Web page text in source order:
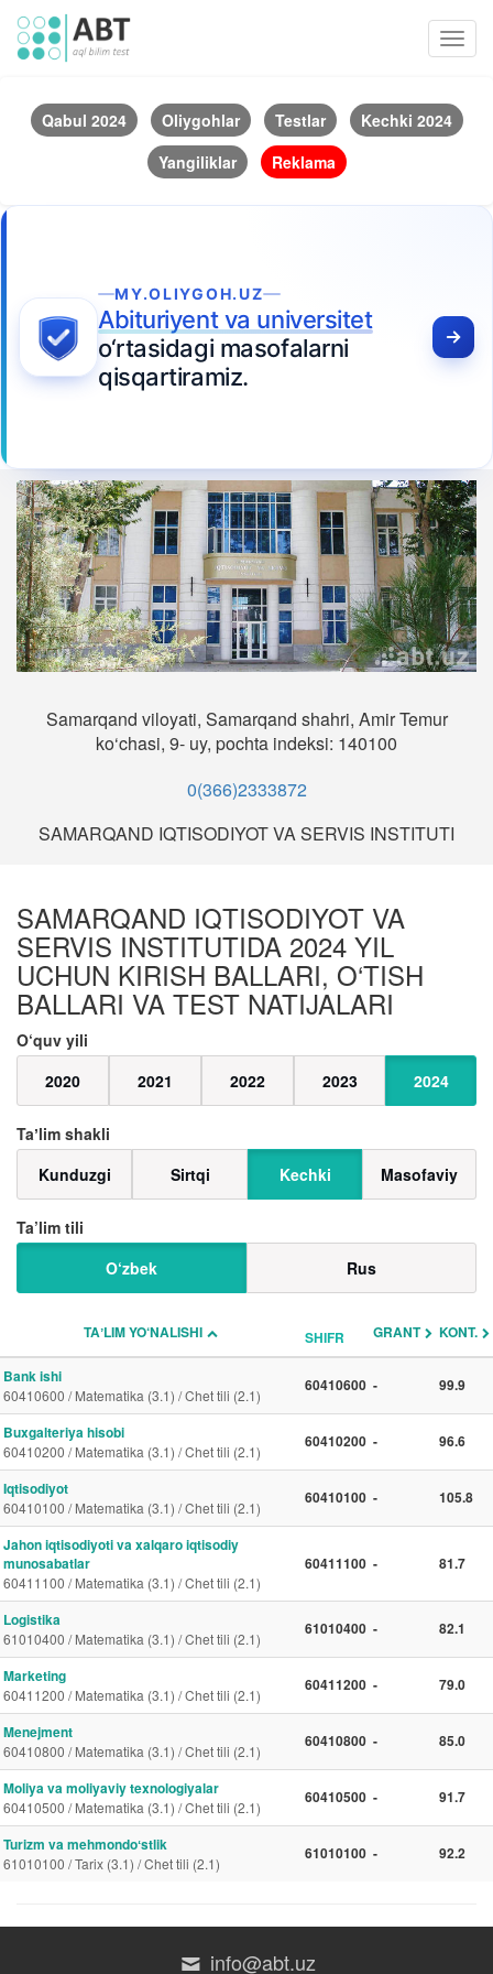
Qabul 2024 Oliygohlar Testlar
Kechki 2024
Yangiliklar
Reklama
MY.OLIYGOH.UZ
Abituriyent va universitet
o‘rtasidagi masofalarni
qisqartiramiz.
Samarqand viloyati, Samarqand shahri, Amir Temur
ko‘chasi, 9- uy, pochta indeksi: 140100
0(366)2333872
SAMARQAND IQTISODIYOT VA SERVIS INSTITUTI
SAMARQAND IQTISODIYOT VA
SERVIS INSTITUTIDA 2024 YIL
UCHUN KIRISH BALLARI, O‘TISH
BALLARI VA TEST NATIJALARI
O‘quv yili
2020
2021 2022 2023 2024
Taʼlim shakli
Kunduzgi
Sirtqi Kechki Masofaviy
Ta’lim tili
O‘zbek
Rus
TAʼLIM YO‘NALISHI SHIFR GRANT KONT.
Bank ishi
60410600 / Matematika (3.1) / Chet tili (2.1)
60410600 - 99.9
Buxgalteriya hisobi
60410200 / Matematika (3.1) / Chet tili (2.1)
60410200 - 96.6
Iqtisodiyot
60410100 / Matematika (3.1) / Chet tili (2.1)
60410100 - 105.8
Jahon iqtisodiyoti va xalqaro iqtisodiy
munosabatlar
60411100 / Matematika (3.1) / Chet tili (2.1)
60411100 - 81.7
Logistika
61010400 / Matematika (3.1) / Chet tili (2.1)
61010400 - 82.1
Marketing
60411200 / Matematika (3.1) / Chet tili (2.1)
60411200 - 79.0
Menejment
60410800 / Matematika (3.1) / Chet tili (2.1)
60410800 - 85.0
Moliya va moliyaviy texnologiyalar
60410500 / Matematika (3.1) / Chet tili (2.1)
60410500 - 91.7
Turizm va mehmondoʻstlik
61010100 / Tarix (3.1) / Chet tili (2.1)
61010100 - 92.2
info@abt.uz